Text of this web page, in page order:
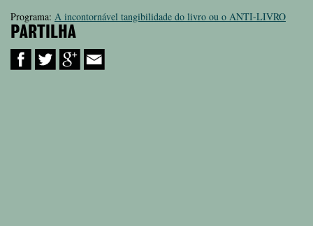
Programa: A incontornável tangibilidade do livro ou o ANTI-LIVRO
PARTILHA